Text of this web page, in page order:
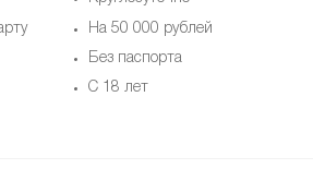
На 50 000 рублей
Без паспорта
С 18 лет